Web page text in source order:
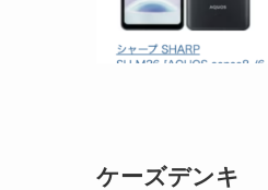
ケーズデンキ